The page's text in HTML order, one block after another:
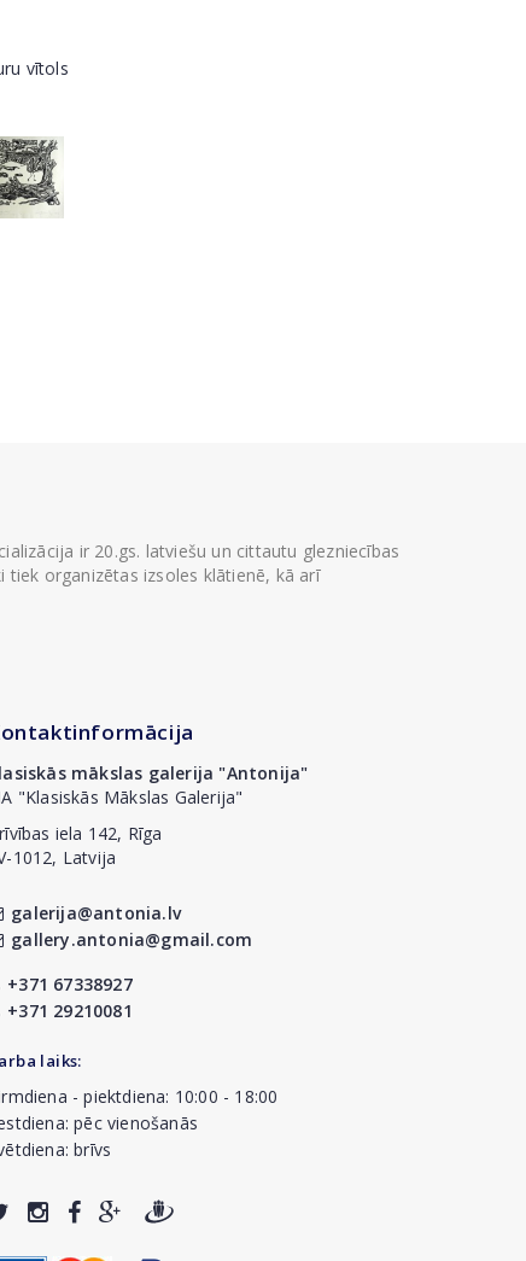
ir 20.gs. latviešu un cittautu glezniecības
tiek organizētas izsoles klātienē, kā arī
mākslas galerija "Antonija"
"Klasiskās Mākslas Galerija"
iela 142, Rīga
1012, Latvija
galerija@antonia.lv
gallery.antonia@gmail.com
+371 67338927
+371 29210081
laiks:
- piektdiena: 10:00 - 18:00
pēc vienošanās
brīvs